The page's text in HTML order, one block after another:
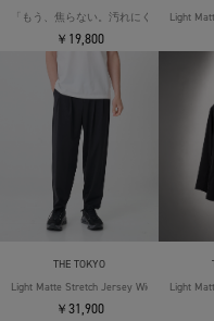
「もう、焦らない。汚れにくい」
￥19,800
Light
THE TOKYO
Light Matte Stretch Jersey Wide Tapered
￥31,900
Light